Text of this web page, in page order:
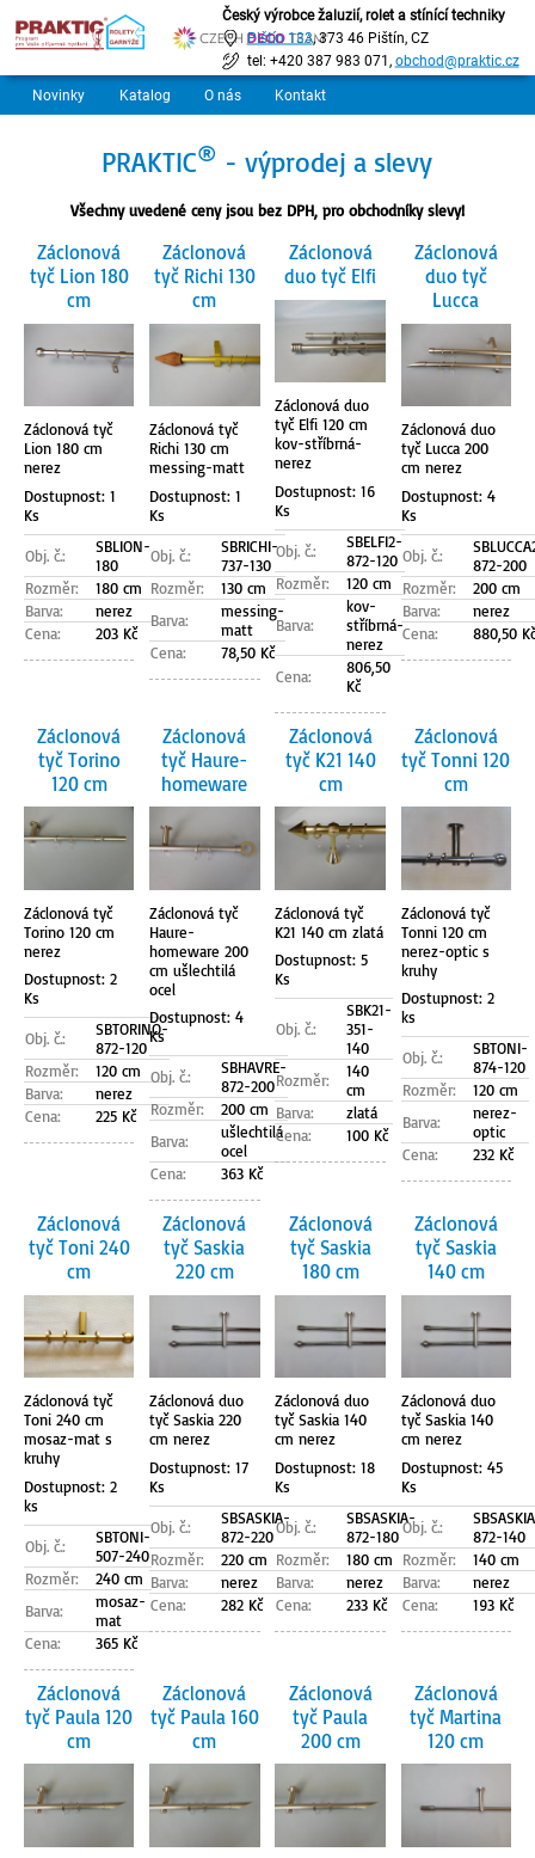
Český výrobce žaluzií, rolet a stínící techniky
Pištín 133, 373 46 Pištín, CZ
tel: +420 387 983 071, obchod@praktic.cz
Novinky Katalog O nás Kontakt
PRAKTIC® - výprodej a slevy
Všechny uvedené ceny jsou bez DPH, pro obchodníky slevy!
Záclonová
tyč Lion 180
cm
Záclonová tyč
Lion 180 cm
nerez
Dostupnost: 1
Ks
Obj. č.:
SBLION-
180
Rozměr:
180 cm
Barva:
nerez
Cena:
203 Kč
Záclonová
tyč Richi 130
cm
Záclonová tyč
Richi 130 cm
messing-matt
Dostupnost: 1
Ks
Obj. č.:
SBRICHI-
737-130
Rozměr:
130 cm
Barva:
messing-
matt
Cena:
78,50 Kč
Záclonová
duo tyč Elfi
Záclonová duo
tyč Elfi 120 cm
kov-stříbrná-
nerez
Dostupnost: 16
Ks
Obj. č.:
SBELFI2-
872-120
Rozměr:
120 cm
Barva:
kov-
stříbrná-
nerez
Cena:
806,50
Kč
Záclonová
duo tyč
Lucca
Záclonová duo
tyč Lucca 200
cm nerez
Dostupnost: 4
Ks
Obj. č.:
872-200
Rozměr:
200 cm
Barva:
nerez
Cena:
880,50 Kč
Záclonová
tyč Torino
120 cm
Záclonová tyč
Torino 120 cm
nerez
Dostupnost: 2
Ks
Obj. č.:
SBTORINO-
872-120
Rozměr:
120 cm
Barva:
nerez
Cena:
225 Kč
Záclonová
tyč Haure-
homeware
Záclonová tyč
Haure-
homeware 200
cm ušlechtilá
ocel
Dostupnost: 4
Ks
Obj. č.:
SBHAVRE-
872-200
Rozměr:
200 cm
Barva:
ušlechtilá
ocel
Cena:
363 Kč
Záclonová
tyč K21 140
cm
Záclonová tyč
K21 140 cm zlatá
Dostupnost: 5
Ks
Obj. č.:
SBK21-
351-
140
Rozměr:
140
cm
Barva:
zlatá
Cena:
100 Kč
Záclonová
tyč Tonni 120
cm
Záclonová tyč
Tonni 120 cm
nerez-optic s
kruhy
Dostupnost: 2
ks
Obj. č.:
SBTONI-
874-120
Rozměr:
120 cm
Barva:
nerez-
optic
Cena:
232 Kč
Záclonová
tyč Toni 240
cm
Záclonová tyč
Toni 240 cm
mosaz-mat s
kruhy
Dostupnost: 2
ks
Obj. č.:
SBTONI-
507-240
Rozměr:
240 cm
Barva:
mosaz-
mat
Cena:
365 Kč
Záclonová
tyč Saskia
220 cm
Záclonová duo
tyč Saskia 220
cm nerez
Dostupnost: 17
Ks
Obj. č.:
SBSASKIA-
872-220
Rozměr:
220 cm
Barva:
nerez
Cena:
282 Kč
Záclonová
tyč Saskia
180 cm
Záclonová duo
tyč Saskia 140
cm nerez
Dostupnost: 18
Ks
Obj. č.:
SBSASKIA-
872-180
Rozměr:
180 cm
Barva:
nerez
Cena:
233 Kč
Záclonová
tyč Saskia
140 cm
Záclonová duo
tyč Saskia 140
cm nerez
Dostupnost: 45
Ks
Obj. č.:
872-140
Rozměr:
140 cm
Barva:
nerez
Cena:
193 Kč
Záclonová
tyč Paula 120
cm
Záclonová
tyč Paula 160
cm
Záclonová
tyč Paula
200 cm
Záclonová
tyč Martina
120 cm